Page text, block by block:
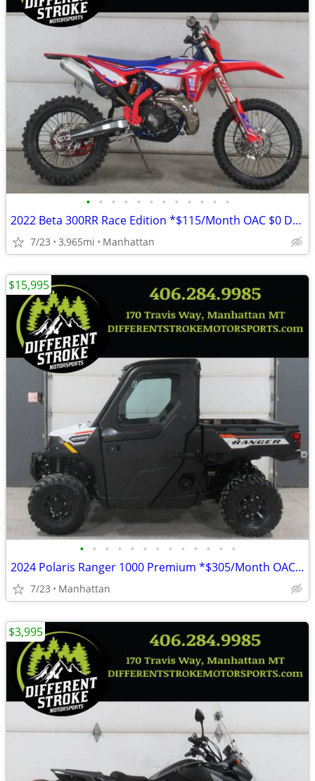
• • • • • • • • • • • •
2022 Beta 300RR Race Edition *$115/Month OAC $0 Down*
7/23 3,965mi Manhattan
• • • • • • • • • • • • •
2024 Polaris Ranger 1000 Premium *$305/Month OAC* *Street Legal*
7/23 Manhattan
$15,995
$3,995